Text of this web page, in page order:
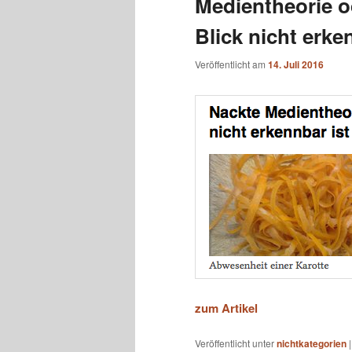
Blick nicht
Veröffentlicht am 14. Juli 2016
zum Artikel
Veröffentlicht unternichtkategorien